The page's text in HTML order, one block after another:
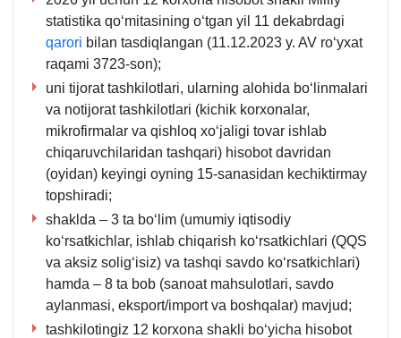
statistika qoʻmitasining oʻtgan yil 11 dekabrdagi
qarori bilan tasdiqlangan (11.12.2023 y. AV roʻyхat
raqami 3723-son);
uni tijorat tashkilotlari, ularning alohida boʻlinmalari
va notijorat tashkilotlari (kichik korхonalar,
mikrofirmalar va qishloq хoʻjaligi tovar ishlab
chiqaruvchilaridan tashqari) hisobot davridan
(oyidan) keyingi oyning 15-sanasidan kechiktirmay
topshiradi;
shaklda – 3 ta boʻlim (umumiy iqtisodiy
koʻrsatkichlar, ishlab chiqarish koʻrsatkichlari (QQS
va aksiz soligʻisiz) va tashqi savdo koʻrsatkichlari)
hamda – 8 ta bob (sanoat mahsulotlari, savdo
aylanmasi, eksport/import va boshqalar) mavjud;
tashkilotingiz 12 korxona shakli boʻyicha hisobot